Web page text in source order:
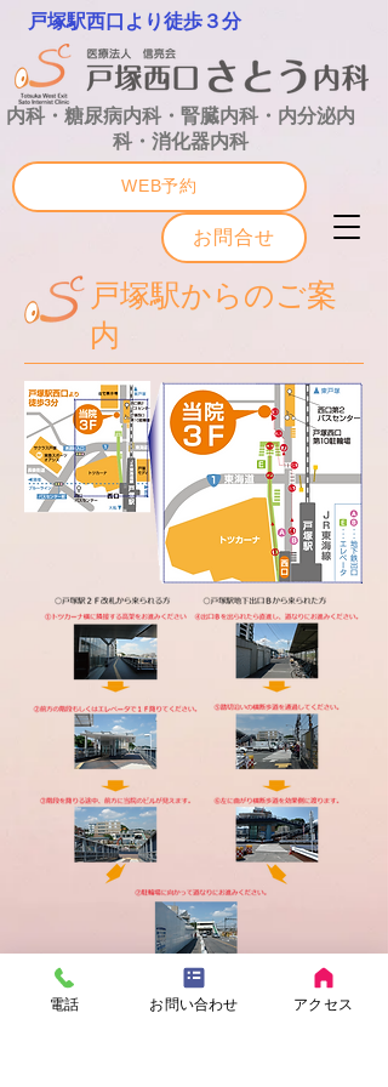
戸塚駅西口より徒歩３分
内科・糖尿病内科・腎臓内科・内分泌内
科・消化器内科
お問合せ
WEB予約
戸塚駅からのご案
内
電話 お問い合わせ アクセス